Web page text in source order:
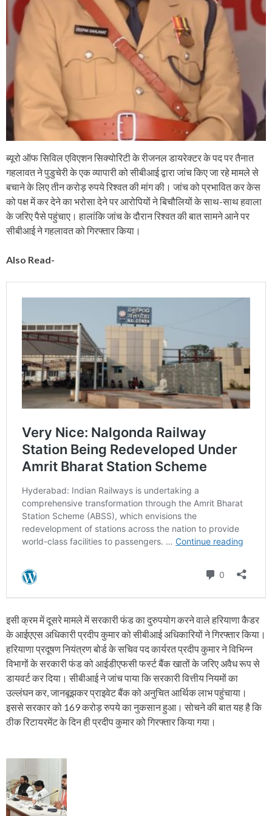
ब्यूरो ऑफ सिविल एविएशन सिक्योरिटी के रीजनल डायरेक्टर के पद पर तैनात
गहलावत ने पुडुचेरी के एक व्यापारी को सीबीआई द्वारा जांच किए जा रहे मामले से
बचाने के लिए तीन करोड़ रुपये रिश्वत की मांग की। जांच को प्रभावित कर केस
को पक्ष में कर देने का भरोसा देने पर आरोपियों ने बिचौलियों के साथ-साथ हवाला
के जरिए पैसे पहुंचाए। हालांकि जांच के दौरान रिश्वत की बात सामने आने पर
सीबीआई ने गहलावत को गिरफ्तार किया।
Also Read-
इसी क्रम में दूसरे मामले में सरकारी फंड का दुरुपयोग करने वाले हरियाणा कैडर
के आईएएस अधिकारी प्रदीप कुमार को सीबीआई अधिकारियों ने गिरफ्तार किया।
हरियाणा प्रदूषण नियंत्रण बोर्ड के सचिव पद कार्यरत प्रदीप कुमार ने विभिन्न
विभागों के सरकारी फंड को आईडीएफसी फर्स्ट बैंक खातों के जरिए अवैध रूप से
डायवर्ट कर दिया। सीबीआई ने जांच पाया कि सरकारी वित्तीय नियमों का
उल्लंघन कर, जानबूझकर प्राइवेट बैंक को अनुचित आर्थिक लाभ पहुंचाया।
इससे सरकार को 169 करोड़ रुपये का नुकसान हुआ। सोचने की बात यह है कि
ठीक रिटायरमेंट के दिन ही प्रदीप कुमार को गिरफ्तार किया गया।
o
s